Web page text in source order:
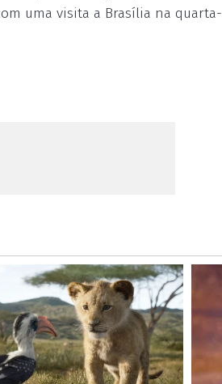
uma visita a Brasília na quarta-